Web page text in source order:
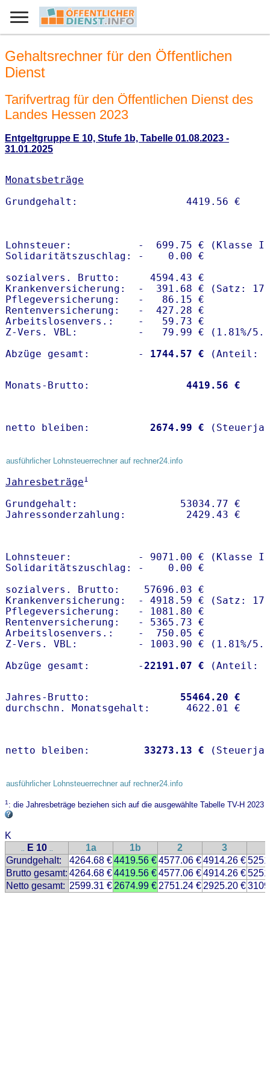
Gehaltsrechner für den Öffentlichen
Dienst
Tarifvertrag für den Öffentlichen Dienst des
Landes Hessen 2023
Entgeltgruppe E 10, Stufe 1b, Tabelle 01.08.2023 -
31.01.2025
Monatsbeträge
Lohnsteuer:           -  699.75 € (Klasse I)
Solidaritätszuschlag: -    0.00 €
sozialvers. Brutto:     4594.43 €
Krankenversicherung:  -  391.68 € (Satz:
Pflegeversicherung:   -   86.15 €
Rentenversicherung:   -  427.28 €
Arbeitslosenvers.:    -   59.73 €
Z-Vers. VBL:          -   79.99 € ( 1.81%/
Abzüge gesamt:        -
1744.57 €
Monats-Brutto: 4419.56 €
netto bleiben: 2674.99 €
ausführlicher Lohnsteuerrechner auf rechner24.info
Jahresbeträge1
Grundgehalt:                 53034.77 €
Lohnsteuer:           - 9071.00 € (Klasse I)
Solidaritätszuschlag: -    0.00 €
sozialvers. Brutto:    57696.03 €
Krankenversicherung:  - 4918.59 € (Satz:
Pflegeversicherung:   - 1081.80 €
Rentenversicherung:   - 5365.73 €
Arbeitslosenvers.:    -  750.05 €
Z-Vers. VBL:          - 1003.90 € ( 1.81%/
Abzüge gesamt:        -22191.07 €
Jahres-Brutto: 55464.20 €
netto bleiben: 33273.13 €
ausführlicher Lohnsteuerrechner auf rechner24.info
1: die Jahresbeträge beziehen sich auf die ausgewählte Tabelle TV-H 2023
K
.. E 10 .. 1a 1b 2 3
Grundgehalt:
4264.68 €4419.56 €4577.06 €4914.26 €
Brutto gesamt: 4264.68 €4419.56 €4577.06 €4914.26 €
Netto gesamt: 2599.31 € 2674.99 € 2751.24 € 2925.20 €